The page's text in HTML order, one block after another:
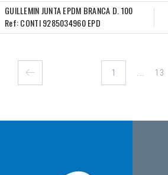
GUILLEMIN JUNTA EPDM BRANCA D. 100
Ref:CONTI 9285034960 EPD
13